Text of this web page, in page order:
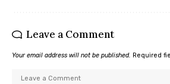
Leave a Comment
Your email address will not be published. Required